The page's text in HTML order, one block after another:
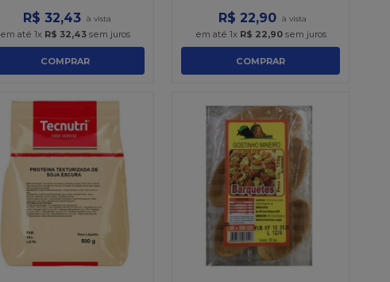
R$ 32,43
em até 1x R$ 32,43 sem juros
COMPRAR
R$ 22,90
em até 1x R$ 22,90sem juros
COMPRAR